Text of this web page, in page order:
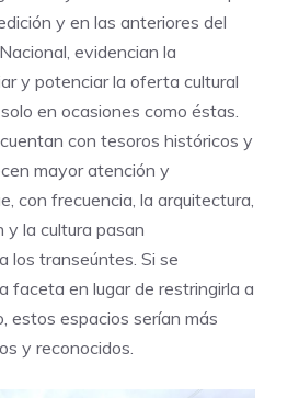
y en las anteriores del
evidencian la
y potenciar la oferta cultural
en ocasiones como éstas.
con tesoros históricos y
mayor atención y
con frecuencia, la arquitectura,
y la cultura pasan
los transeúntes. Si se
faceta en lugar de restringirla a
estos espacios serían más
y reconocidos.